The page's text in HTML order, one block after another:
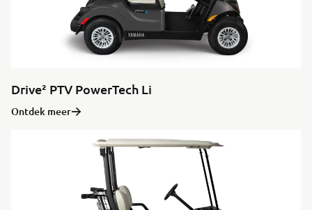
Drive² PTV PowerTech Li
Ontdek meer